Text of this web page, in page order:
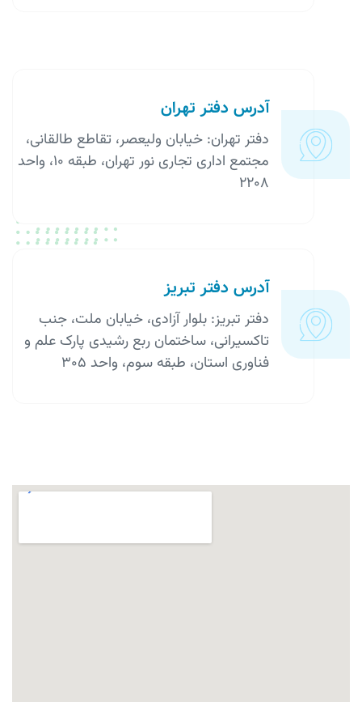
آدرس دفتر تهران
دفتر تهران: خیابان ولیعصر، تقاطع طالقانی،
مجتمع اداری تجاری نور تهران، طبقه ۱۰، واحد
۲۲۰۸
آدرس دفتر تبریز
دفتر تبریز: بلوار آزادی، خیابان ملت، جنب
تاکسیرانی، ساختمان ربع رشیدی پارک علم و
فناوری استان، طبقه سوم، واحد 305